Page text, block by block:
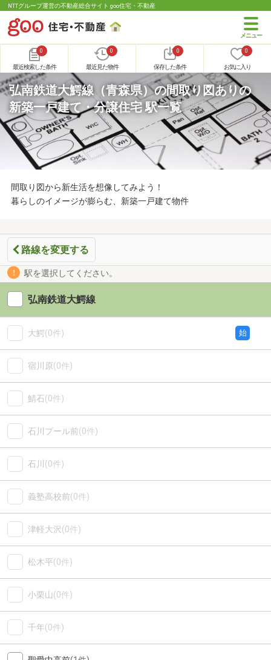
NTTグループ運営の不動産総合サイト goo住宅・不動産
0
最近検索した条件
0
最近見た物件
0
保存した条件
0
お気に入り
弘南鉄道大鰐線（青森県）の間取り図ありの
新築一戸建て・分譲住宅 駅一覧
間取り図から新生活を想像してみよう！
暮らしのイメージが膨らむ、新築一戸建て物件
路線を変更する
駅を選択してください。
弘南鉄道大鰐線
大鰐(0件) 始
宿川原(0件)
鯖石(0件)
石川プール前(0件)
石川 (0件)
義塾高校前(0件)
津軽大沢(0件)
松木平(0件)
小栗山(0件)
千年(0件)